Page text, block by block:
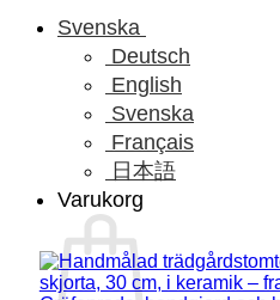
Svenska
Deutsch
English
Svenska
Français
日本語
Varukorg